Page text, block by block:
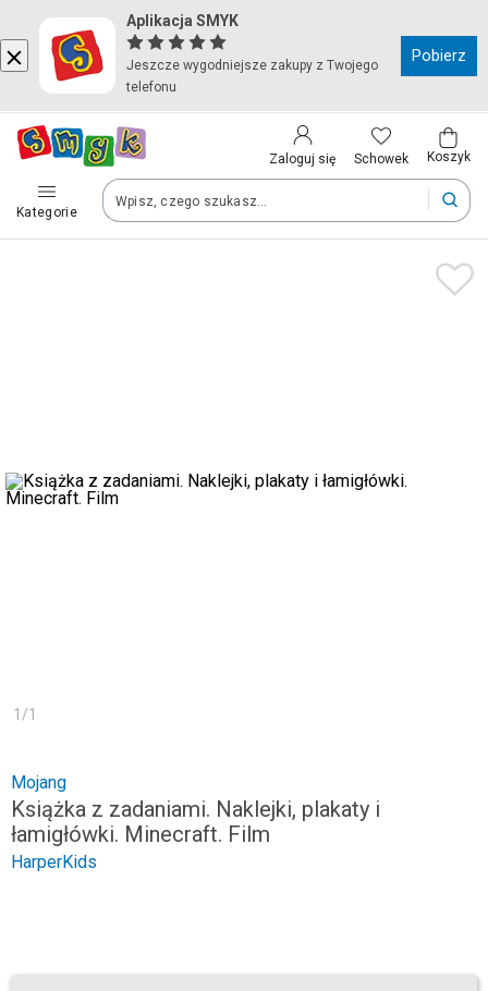
Aplikacja SMYK
Jeszcze wygodniejsze zakupy z Twojego
telefonu
Pobierz
Zaloguj się Schowek Koszyk
Kategorie
Kraj i język
Polska (Poland)
Twoje zamówienia dostarczymy na teren wybranego kraju.
Zapisz
1 /1
Mojang
Książka z zadaniami. Naklejki, plakaty i
łamigłówki. Minecraft. Film
HarperKids